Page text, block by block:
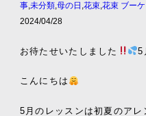
事,未分類,母の日 ,花束,花束 ブーケ
2024/04/28
お待たせいたしました 5
こんにちは
5月のレッスンは初夏のアレ